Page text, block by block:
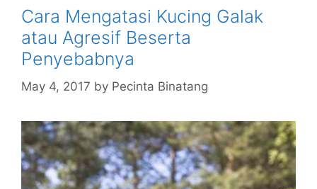
Cara Mengatasi Kucing Galak
atau Agresif Beserta
Penyebabnya
May 4, 2017 by Pecinta Binatang